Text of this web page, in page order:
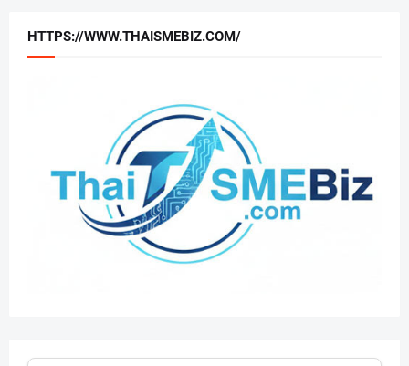
HTTPS://WWW.THAISMEBIZ.COM/